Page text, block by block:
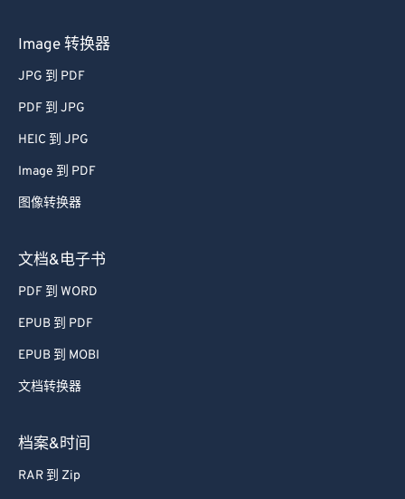
Image 转换器
JPG 到 PDF
PDF 到 JPG
HEIC 到 JPG
Image 到 PDF
图像转换器
文档&电子书
PDF 到 WORD
EPUB 到 PDF
EPUB 到 MOBI
文档转换器
档案&时间
RAR 到 Zip